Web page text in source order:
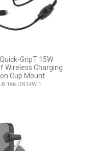
GripT 15W
Wireless Charging
Cup Mount
B-166-UN14W-1